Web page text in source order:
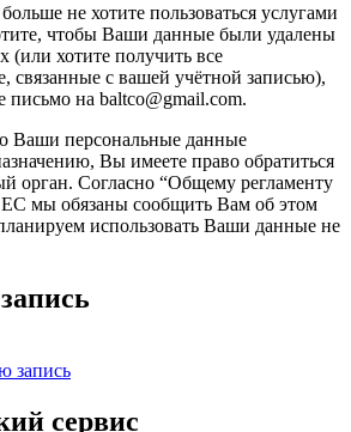
не хотите пользоваться услугами
чтобы Ваши данные были удалены
(или хотите получить все
связанные с вашей учётной записью),
письмо на baltco@gmail.com.
Ваши персональные данные
Вы имеете право обратиться
орган. Согласно “Общему регламенту
мы обязаны сообщить Вам об этом
использовать Ваши данные не
запись
сервис